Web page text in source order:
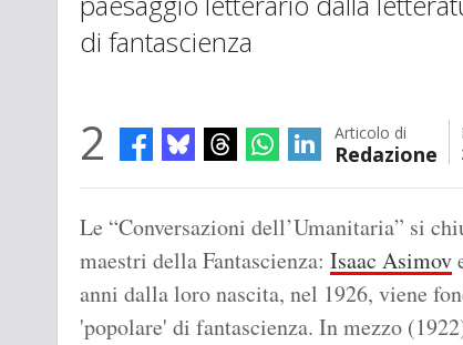
di fantascienza
2 Articolo di
Redazione
Le “Conversazioni dell’Umanitaria” si
maestri della Fantascienza: Isaac Asimov
anni dalla loro nascita, nel 1926, viene
'popolare' di fantascienza. In mezzo